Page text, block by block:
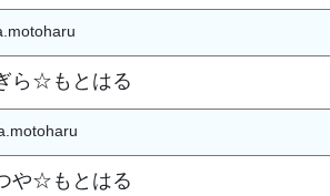
ら☆もとはる
や☆もとはる